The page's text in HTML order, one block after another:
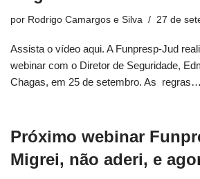
por Rodrigo Camargos e Silva 27 de
Assista o vídeo aqui. A Funpresp-Jud
webinar com o Diretor de Seguridade,
Chagas, em 25 de setembro. As regras…
Próximo webinar
Migrei, não aderi, e